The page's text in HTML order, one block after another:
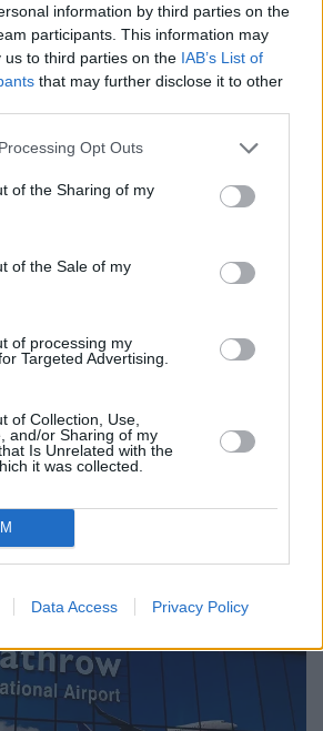
information by third parties on the
participants. This information may
us to third parties on the IAB’s List of
that may further disclose it to other
Opt Outs
of the Sharing of my
of the Sale of my
of processing my
Targeted Advertising.
of Collection, Use,
and/or Sharing of my
Is Unrelated with the
it was collected.
Data Access Privacy Policy
que llegarán temperaturas por
Comercio felicita a
por la nueva
Airways con